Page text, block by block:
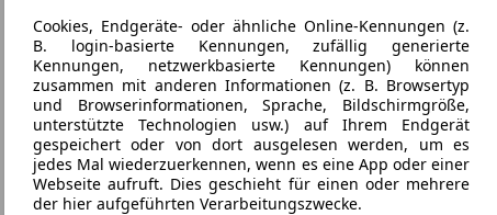
Cookies, Endgeräte- oder ähnliche Online-Kennungen (z.
B. login-basierte Kennungen, zufällig generierte
Kennungen, netzwerkbasierte Kennungen) können
zusammen mit anderen Informationen (z. B. Browsertyp
und Browserinformationen, Sprache, Bildschirmgröße,
unterstützte Technologien usw.) auf Ihrem Endgerät
gespeichert oder von dort ausgelesen werden, um es
jedes Mal wiederzuerkennen, wenn es eine App oder einer
Webseite aufruft. Dies geschieht für einen oder mehrere
der hier aufgeführten Verarbeitungszwecke.